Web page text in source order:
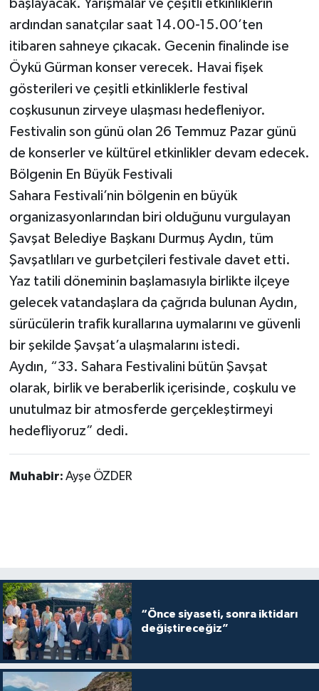
başlayacak. Yarışmalar ve çeşitli etkinliklerin
ardından sanatçılar saat 14.00-15.00’ten
itibaren sahneye çıkacak. Gecenin finalinde ise
Öykü Gürman konser verecek. Havai fişek
gösterileri ve çeşitli etkinliklerle festival
coşkusunun zirveye ulaşması hedefleniyor.
Festivalin son günü olan 26 Temmuz Pazar günü
de konserler ve kültürel etkinlikler devam edecek.
Bölgenin En Büyük Festivali
Sahara Festivali’nin bölgenin en büyük
organizasyonlarından biri olduğunu vurgulayan
Şavşat Belediye Başkanı Durmuş Aydın, tüm
Şavşatlıları ve gurbetçileri festivale davet etti.
Yaz tatili döneminin başlamasıyla birlikte ilçeye
gelecek vatandaşlara da çağrıda bulunan Aydın,
sürücülerin trafik kurallarına uymalarını ve güvenli
bir şekilde Şavşat’a ulaşmalarını istedi.
Aydın, “33. Sahara Festivalini bütün Şavşat
olarak, birlik ve beraberlik içerisinde, coşkulu ve
unutulmaz bir atmosferde gerçekleştirmeyi
hedefliyoruz” dedi.
Muhabir: Ayşe ÖZDER
“Önce siyaseti, sonra iktidarı
değiştireceğiz”